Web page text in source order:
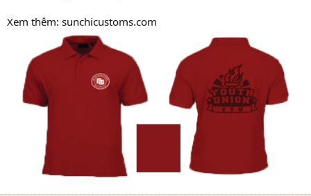
Xem thêm: sunchicustoms.com